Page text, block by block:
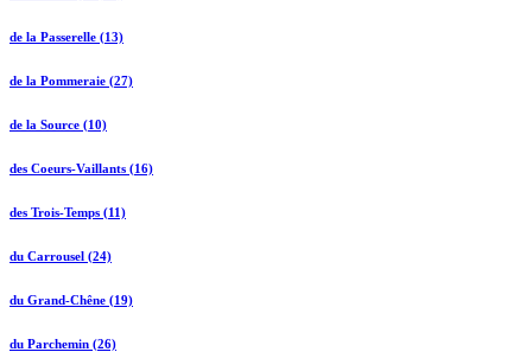
de la Passerelle (13)
de la Pommeraie (27)
de la Source (10)
des Coeurs-Vaillants (16)
des Trois-Temps (11)
du Carrousel (24)
du Grand-Chêne (19)
du Parchemin (26)